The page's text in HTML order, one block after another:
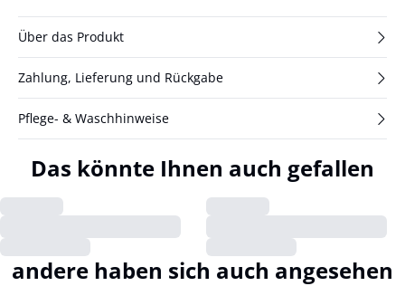
Über das Produkt
Zahlung, Lieferung und Rückgabe
Pflege- & Waschhinweise
Das könnte Ihnen auch gefallen
andere haben sich auch angesehen